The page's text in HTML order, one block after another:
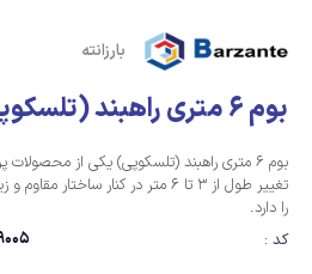
بارزانته
بوم 6 متری راهبند (تلسکوپی)
بوم 6 متری راهبند (تلسکوپی) یکی از محصولات
تغییر طول از 3 تا 6 متر ‏در کنار
را دارد. ‏
کد :